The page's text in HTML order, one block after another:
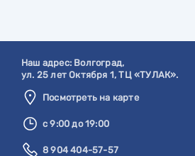
Наш адрес: Волгоград,
ул. 25 лет Октября 1, ТЦ «ТУЛАК».
Посмотреть на карте
с 9:00 до 19:00
8 904 404-57-57